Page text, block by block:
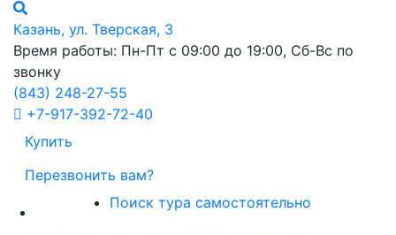
Казань, ул. Тверская, 3
Время работы: Пн-Пт с 09:00 до 19:00, Сб-Вс по
звонку
(843) 248-27-55
+7-917-392-72-40
Купить
Перезвонить вам?
Поиск тура самостоятельно